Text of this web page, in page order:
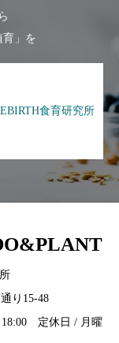
育」を
食育研究所
り15-48
18:00 定休日 / 月曜